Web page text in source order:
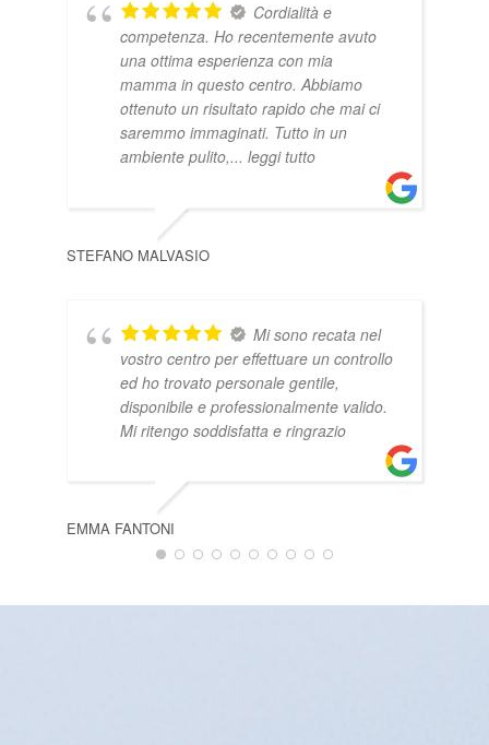
Cordialità e
competenza. Ho recentemente avuto
una ottima esperienza con mia
mamma in questo centro. Abbiamo
ottenuto un risultato rapido che mai ci
saremmo immaginati. Tutto in un
ambiente pulito,... leggi tutto
STEFANO MALVASIO
Mi sono recata nel
vostro centro per effettuare un controllo
ed ho trovato personale gentile,
disponibile e professionalmente valido.
Mi ritengo soddisfatta e ringrazio
EMMA FANTONI